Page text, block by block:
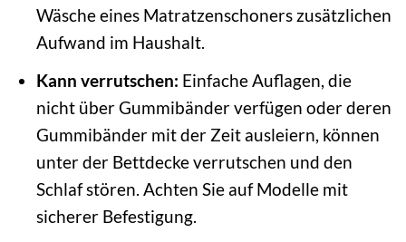
Wäsche eines Matratzenschoners zusätzlichen
Aufwand im Haushalt.
Kann verrutschen: Einfache Auflagen, die
nicht über Gummibänder verfügen oder deren
Gummibänder mit der Zeit ausleiern, können
unter der Bettdecke verrutschen und den
Schlaf stören. Achten Sie auf Modelle mit
sicherer Befestigung.